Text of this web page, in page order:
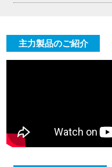
主力製品のご紹介